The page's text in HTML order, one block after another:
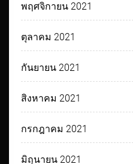
พฤศจิกายน 2021
ตุลาคม 2021
กันยายน 2021
สิงหาคม 2021
กรกฎาคม 2021
มิถุนายน 2021